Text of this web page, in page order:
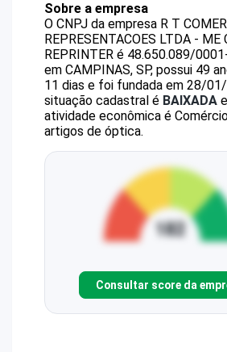
Sobre a empresa
O CNPJ da empresa R T
REPRESENTACOES LTDA - ME
REPRINTER é 48.650.089/
em CAMPINAS, SP, possui 49
11 dias e foi fundada em 28/
situação cadastral é BAIXADA
atividade econômica é
artigos de óptica.
Consultar score da